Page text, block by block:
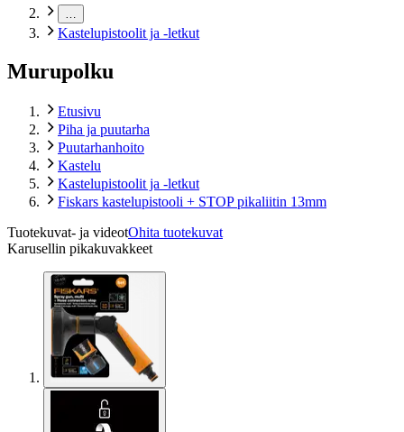
Kastelupistoolit ja -letkut
Murupolku
Etusivu
Piha ja puutarha
Puutarhanhoito
Kastelu
Kastelupistoolit ja -letkut
Fiskars kastelupistooli + STOP pikaliitin 13mm
Tuotekuvat- ja videotOhita tuotekuvat
Karusellin pikakuvakkeet